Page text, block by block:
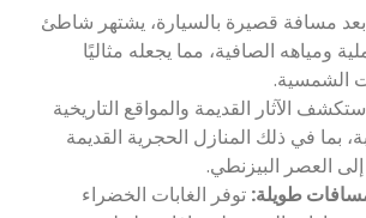
مسافة قصيرة بالسيارة، يشتهر شاطئ
ومياهه الصافية، مما يجعله مثاليًا
الشمسية.
الآثار القديمة والمواقع التاريخية
بما في ذلك المنازل الحجرية القديمة
إلى العصر البيزنطي.
طويلة: توفر الغابات الخضراء